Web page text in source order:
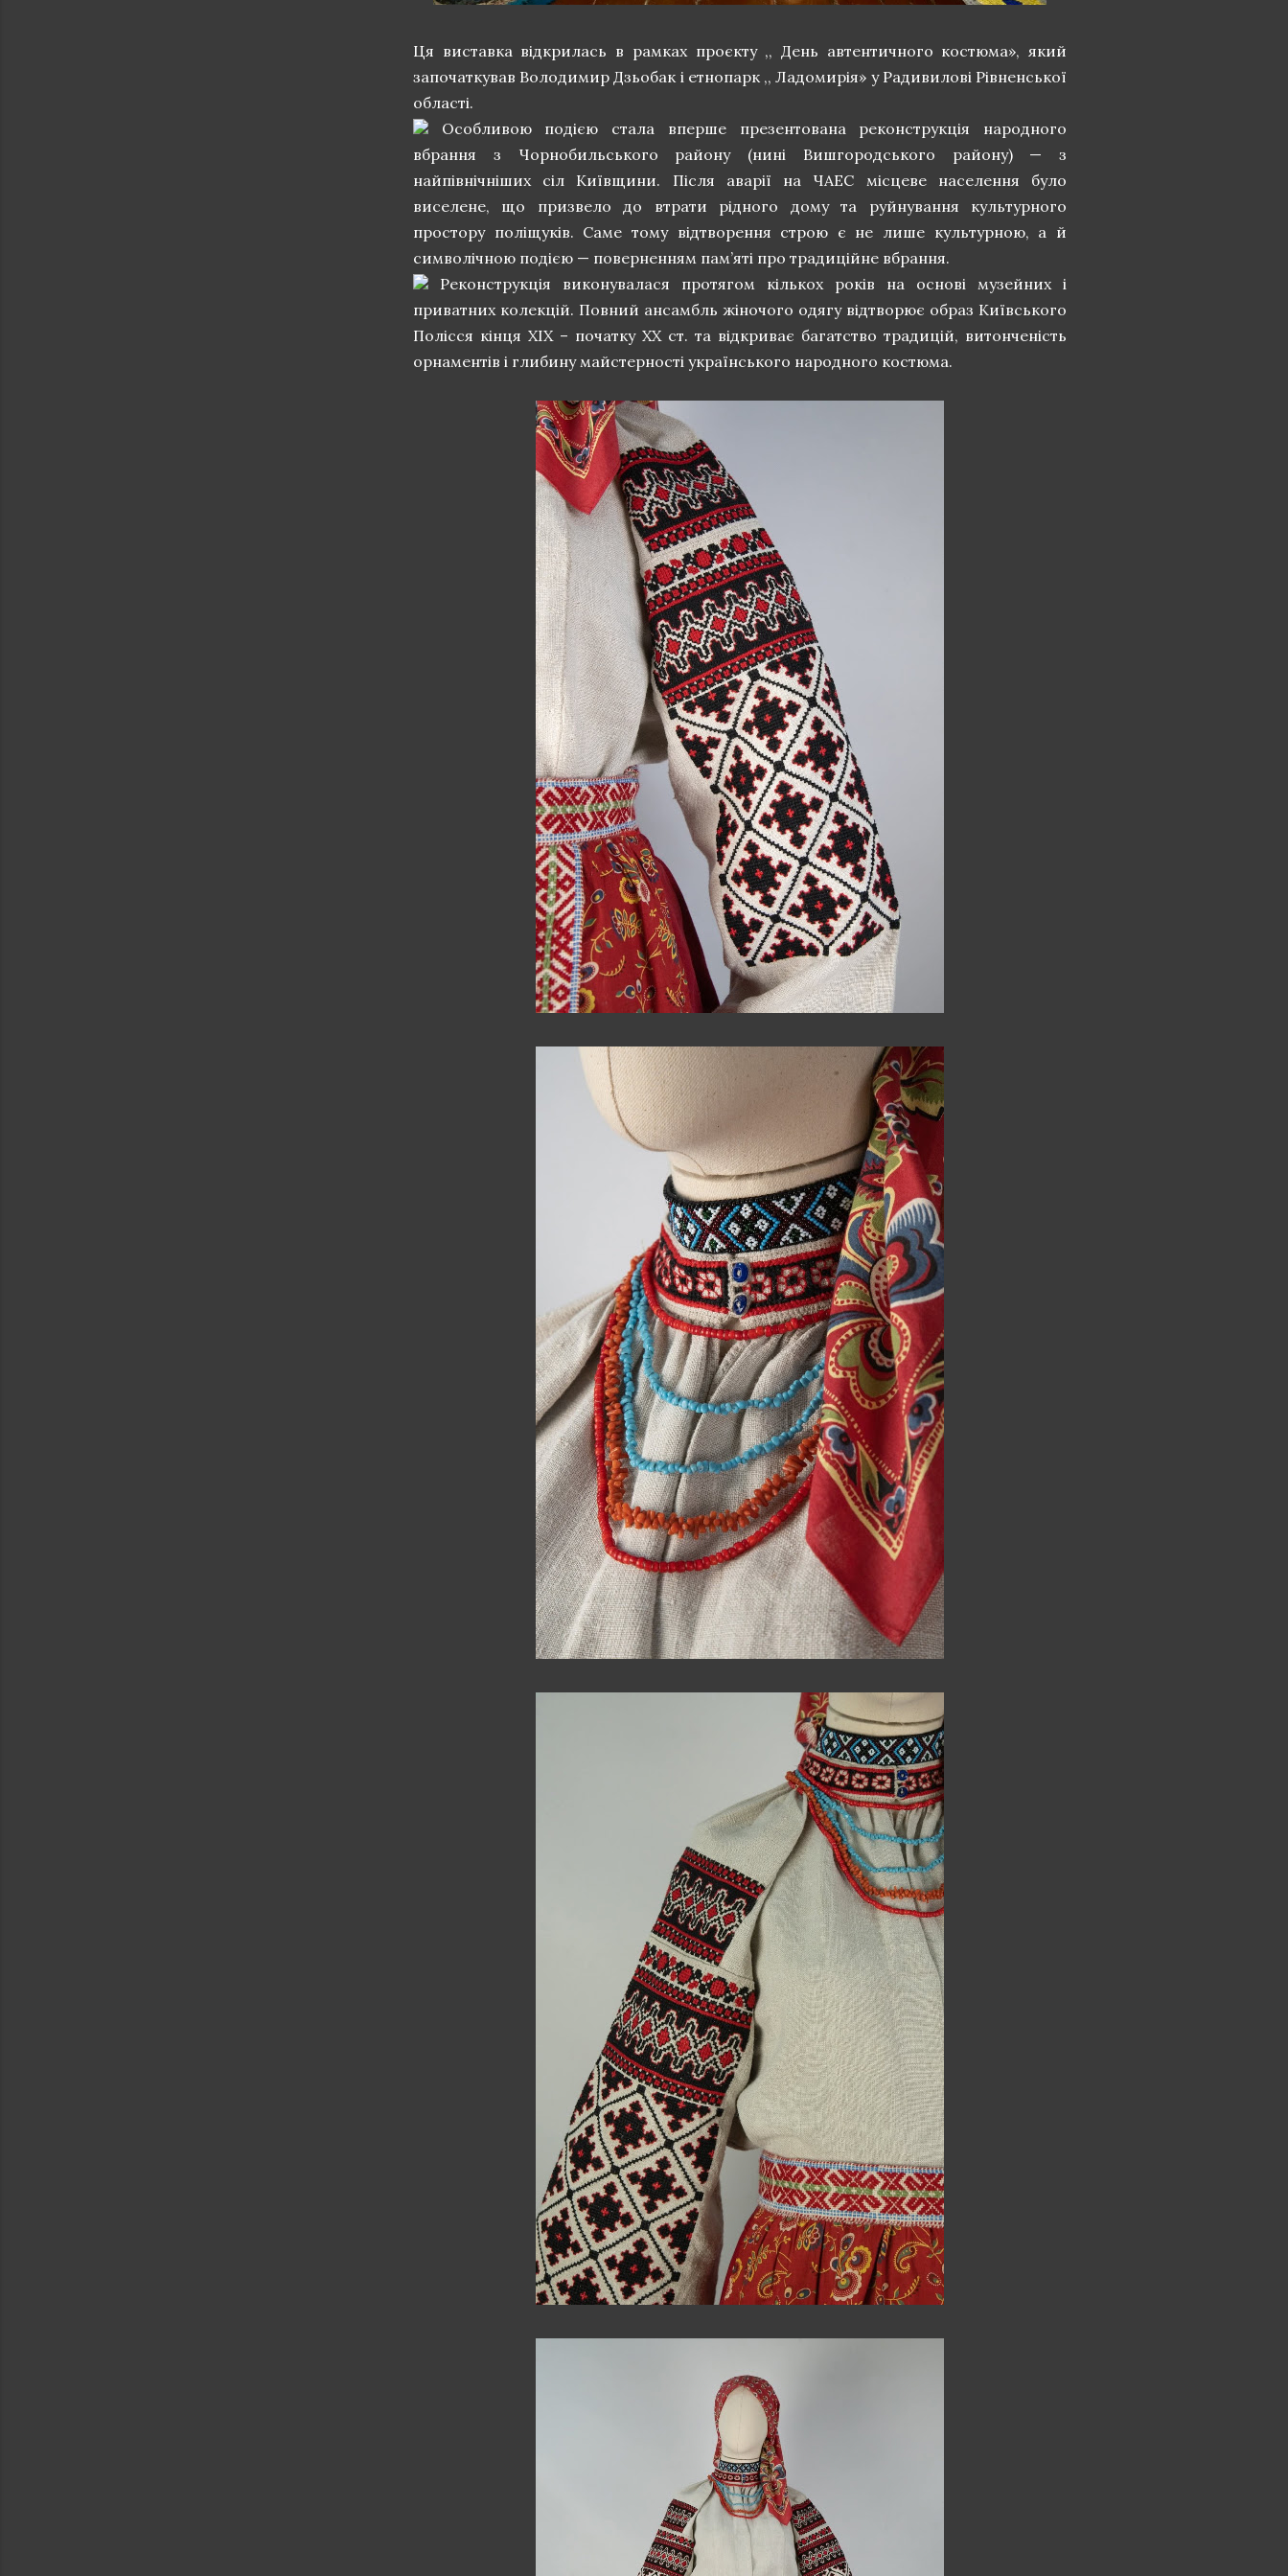
Ця виставка відкрилась в рамках проєкту ,, День автентичного костюма», який
започаткував Володимир Дзьобак і етнопарк ,, Ладомирія» у Радивилові Рівненської
області.
Особливою подією стала вперше презентована реконструкція народного
вбрання з Чорнобильського району (нині Вишгородського району) — з
найпівнічніших сіл Київщини. Після аварії на ЧАЕС місцеве населення було
виселене, що призвело до втрати рідного дому та руйнування культурного
простору поліщуків. Саме тому відтворення строю є не лише культурною, а й
символічною подією — поверненням пам’яті про традиційне вбрання.
Реконструкція виконувалася протягом кількох років на основі музейних і
приватних колекцій. Повний ансамбль жіночого одягу відтворює образ Київського
Полісся кінця ХІХ – початку ХХ ст. та відкриває багатство традицій, витонченість
орнаментів і глибину майстерності українського народного костюма.